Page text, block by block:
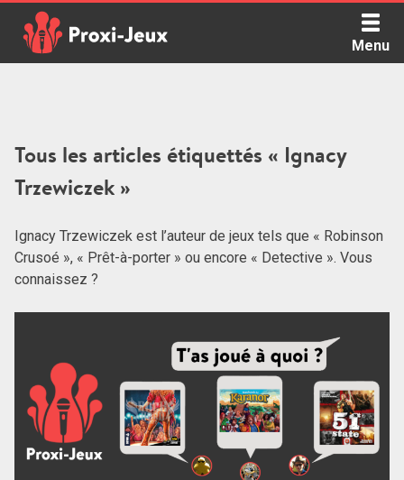
content
Menu
Tous les articles étiquettés « Ignacy
Trzewiczek »
Ignacy Trzewiczek est l’auteur de jeux tels que « Robinson
Crusoé », « Prêt-à-porter » ou encore « Detective ». Vous
connaissez ?